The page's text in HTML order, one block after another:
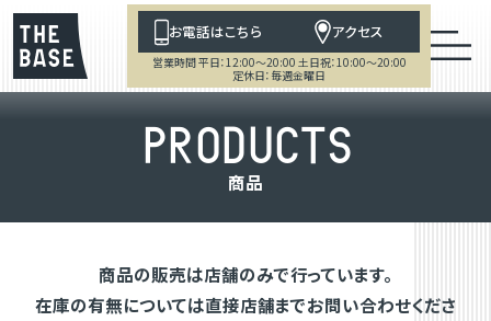
お電話はこちら アクセス
営業時間 平日：12:00～20:00 土日祝：10:00～20:00
定休日：毎週金曜日
PRODUCTS
商品
商品の販売は店舗のみで行っています。
在庫の有無については直接店舗までお問い合わせくださ